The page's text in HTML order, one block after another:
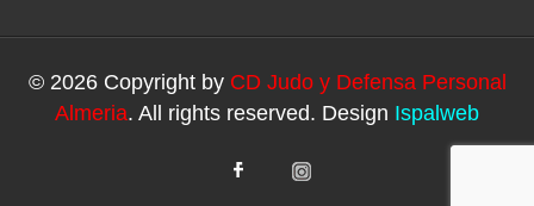
© 2026 Copyright byCD Judo y Defensa Personal
Almeria. All rights reserved. Design Ispalweb